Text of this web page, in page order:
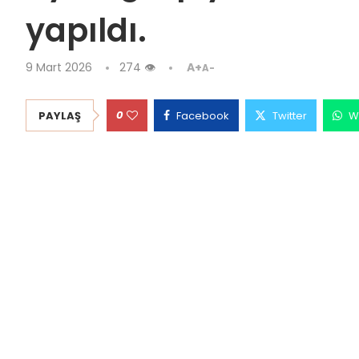
yapıldı.
9 Mart 2026 274 👁 A+A-
PAYLAŞ 0 Facebook Twitter